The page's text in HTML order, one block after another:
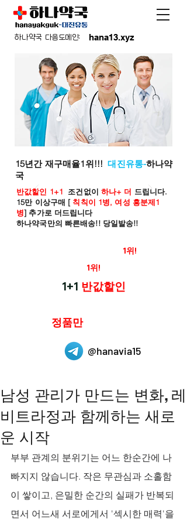
hana13.xyz
하나약국 다음도메인:
15년간 재구매율1위!!!대진유통-하나약
국
반값할인 1+1 조건없이 하나+ 더 드립니다.
15만 이상구매 [ 칙칙이 1병, 여성 흥분제1
병] 추가로 더드립니다
하나약국만의 빠른배송!! 당일발송!!
1위!
1위!
1+1 반값할인
정품만
@hanavia15
남성 관리가 만드는 변화, 레
비트라정과 함께하는 새로
운 시작
부부 관계의 분위기는 어느 한순간에 나
빠지지 않습니다. 작은 무관심과 소홀함
이 쌓이고, 은밀한 순간의 실패가 반복되
면서 어느새 서로에게서 '섹시한 매력'을